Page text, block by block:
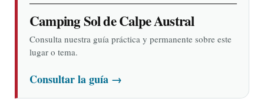
Camping Sol de Calpe Austral
Consulta nuestra guía práctica y permanente sobre este
lugar o tema.
Consultar la guía →